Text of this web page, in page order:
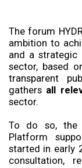
The forum
ambition to
and a strategic
sector, based
transparent
gathers all
sector.
To do so, the
Platform
started in early
consultation,